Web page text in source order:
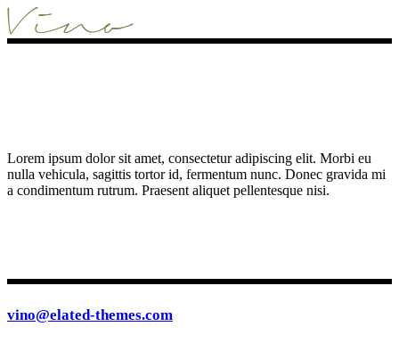
Lorem ipsum dolor sit amet, consectetur adipiscing elit. Morbi eu
nulla vehicula, sagittis tortor id, fermentum nunc. Donec gravida mi
a condimentum rutrum. Praesent aliquet pellentesque nisi.
vino@elated-themes.com